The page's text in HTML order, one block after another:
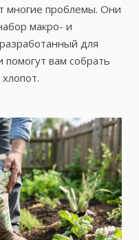
многие проблемы. Они
макро- и
для
вам собрать